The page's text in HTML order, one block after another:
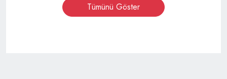
Tümünü Göster